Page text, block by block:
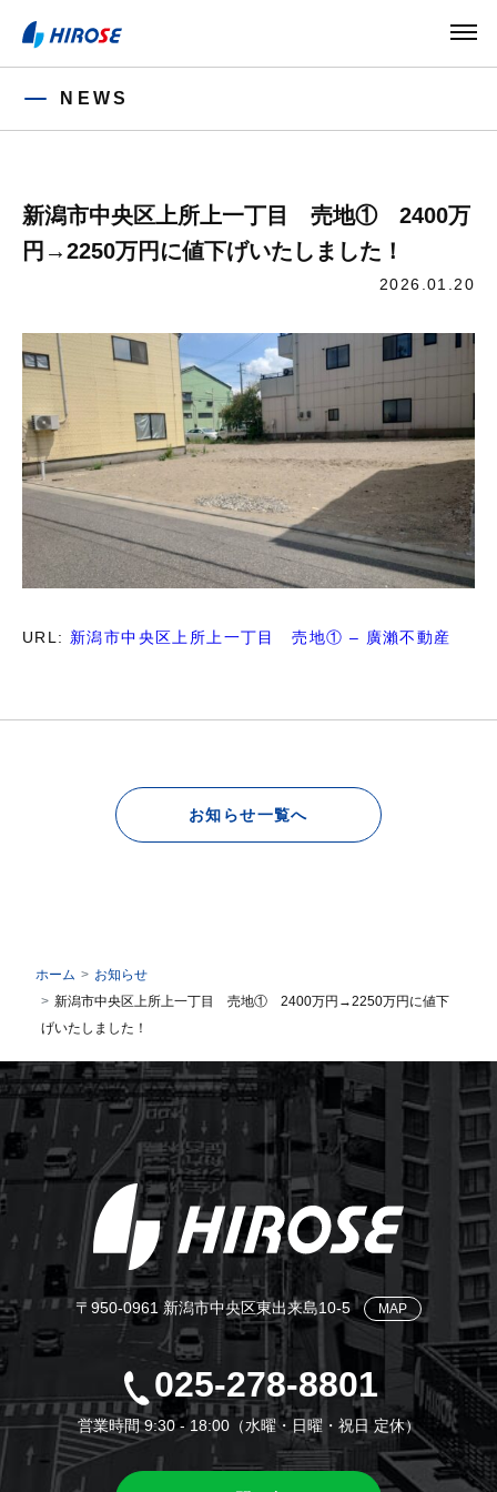
NEWS
新潟市中央区上所上一丁目 売地① 2400万
円→2250万円に値下げいたしました！
2026.01.20
URL: 新潟市中央区上所上一丁目 売地① – 廣瀨不動産
お知らせ一覧へ
ホーム
お知らせ
新潟市中央区上所上一丁目 売地① 2400万円→2250万円に値下
げいたしました！
〒950-0961 新潟市中央区東出来島10-5 MAP
025-278-8801
営業時間 9:30 - 18:00（水曜・日曜・祝日 定休）